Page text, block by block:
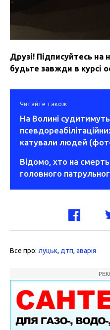
Друзі! Підписуйтесь на
будьте завжди в курсі
Читайте також
На Волині судитимуть
катували людей
Відомо, хто на
головного
Все про: луцьк, дтп, аварія